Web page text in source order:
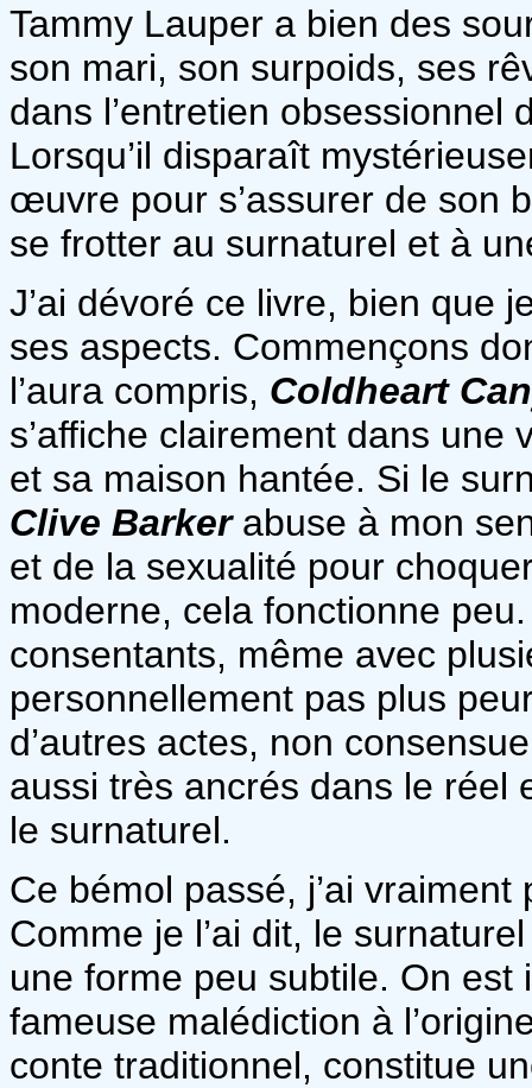
Tammy Lauper a bien des
son mari, son surpoids, ses
dans l’entretien obsessionnel
Lorsqu’il disparaît
œuvre pour s’assurer de son
se frotter au surnaturel et à
J’ai dévoré ce livre, bien que
ses aspects. Commençons
l’aura compris, Coldheart
s’affiche clairement dans
et sa maison hantée. Si le
Clive Barkerabuse à mon
et de la sexualité pour
moderne, cela fonctionne
consentants, même avec
personnellement pas plus
d’autres actes, non
aussi très ancrés dans le réel
le surnaturel.
Ce bémol passé, j’ai
Comme je l’ai dit, le
une forme peu subtile. On est
fameuse malédiction à
conte traditionnel, constitue